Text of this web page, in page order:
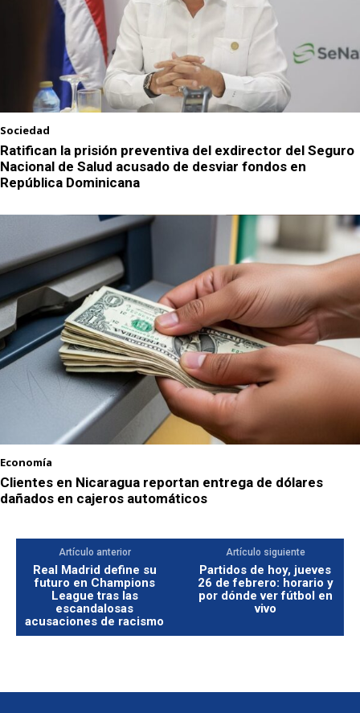
Sociedad
Ratifican la prisión preventiva del exdirector del Seguro
Nacional de Salud acusado de desviar fondos en
República Dominicana
Economía
Clientes en Nicaragua reportan entrega de dólares
dañados en cajeros automáticos
Artículo anterior
Real Madrid define su
futuro en Champions
League tras las
escandalosas
acusaciones de racismo
Artículo siguiente
Partidos de hoy, jueves
26 de febrero: horario y
por dónde ver fútbol en
vivo